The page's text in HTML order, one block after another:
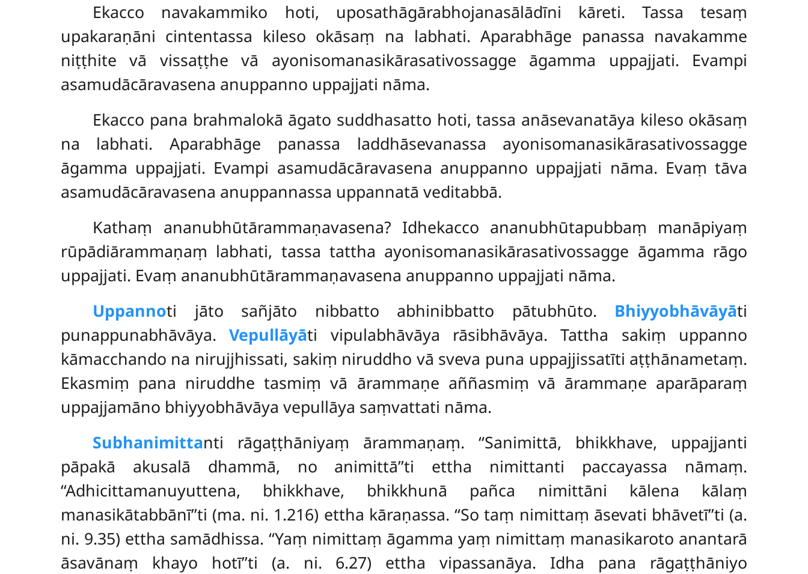
Ekacco navakammiko hoti, uposathāgārabhojanasālādīni kāreti. Tassa tesaṃ
upakaraṇāni cintentassa kileso okāsaṃ na labhati. Aparabhāge panassa navakamme
niṭṭhite vā vissaṭṭhe vā ayonisomanasikārasativossagge āgamma uppajjati. Evampi
asamudācāravasena anuppanno uppajjati nāma.
Ekacco pana brahmalokā āgato suddhasatto hoti, tassa anāsevanatāya kileso okāsaṃ
na labhati. Aparabhāge panassa laddhāsevanassa ayonisomanasikārasativossagge
āgamma uppajjati. Evampi asamudācāravasena anuppanno uppajjati nāma. Evaṃ tāva
asamudācāravasena anuppannassa uppannatā veditabbā.
Kathaṃ ananubhūtārammaṇavasena? Idhekacco ananubhūtapubbaṃ manāpiyaṃ
rūpādiārammaṇaṃ labhati, tassa tattha ayonisomanasikārasativossagge āgamma rāgo
uppajjati. Evaṃ ananubhūtārammaṇavasena anuppanno uppajjati nāma.
Uppannoti jāto sañjāto nibbatto abhinibbatto pātubhūto. Bhiyyobhāvāyāti
punappunabhāvāya.Vepullāyāti vipulabhāvāya rāsibhāvāya. Tattha sakiṃ uppanno
kāmacchando na nirujjhissati, sakiṃ niruddho vā sveva puna uppajjissatīti aṭṭhānametaṃ.
Ekasmiṃ pana niruddhe tasmiṃ vā ārammaṇe aññasmiṃ vā ārammaṇe aparāparaṃ
uppajjamāno bhiyyobhāvāya vepullāya saṃvattati nāma.
Subhanimittanti rāgaṭṭhāniyaṃ ārammaṇaṃ. ‘‘Sanimittā, bhikkhave, uppajjanti
pāpakā akusalā dhammā, no animittā’’ti ettha nimittanti paccayassa nāmaṃ.
‘‘Adhicittamanuyuttena, bhikkhave, bhikkhunā pañca nimittāni kālena kālaṃ
manasikātabbānī’’ti (ma. ni. 1.216) ettha kāraṇassa. ‘‘So taṃ nimittaṃ āsevati bhāvetī’’ti (a.
ni. 9.35) ettha samādhissa. ‘‘Yaṃ nimittaṃ āgamma yaṃ nimittaṃ manasikaroto anantarā
āsavānaṃ khayo hotī’’ti (a. ni. 6.27) ettha vipassanāya. Idha pana rāgaṭṭhāniyo